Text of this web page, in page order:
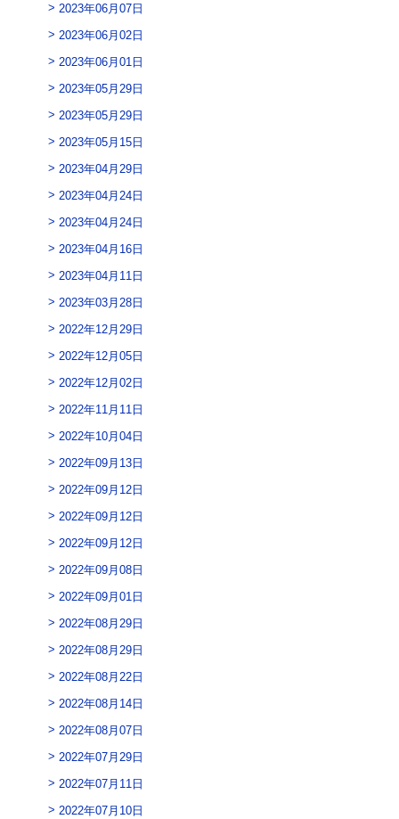
2023年06月07日
2023年06月02日
2023年06月01日
2023年05月29日
2023年05月29日
2023年05月15日
2023年04月29日
2023年04月24日
2023年04月24日
2023年04月16日
2023年04月11日
2023年03月28日
2022年12月29日
2022年12月05日
2022年12月02日
2022年11月11日
2022年10月04日
2022年09月13日
2022年09月12日
2022年09月12日
2022年09月12日
2022年09月08日
2022年09月01日
2022年08月29日
2022年08月29日
2022年08月22日
2022年08月14日
2022年08月07日
2022年07月29日
2022年07月11日
2022年07月10日